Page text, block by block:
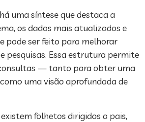
uma síntese que destaca a
os dados mais atualizados e
pode ser feito para melhorar
pesquisas. Essa estrutura permite
— tanto para obter uma
uma visão aprofundada de
folhetos dirigidos a pais,